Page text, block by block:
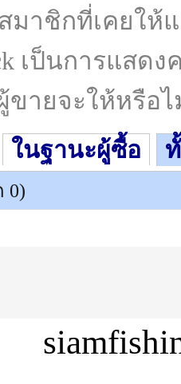
าชิกที่เคยให้
เป็นการแส
ายจะให้หรือไ
ในฐานะผู้ซื้อ
0)